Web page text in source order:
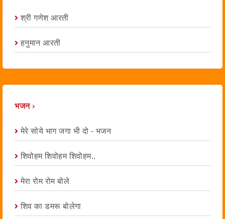
श्री गणेश आरती
हनुमान आरती
भजन ›
मेरे सोये भाग जगा भी दो - भजन
शिवोहम शिवोहम शिवोहम..
मेरा रोम रोम बोले
शिव का डमरू बोलेगा